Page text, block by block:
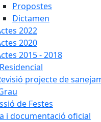
Propostes
Dictamen
2022
2020
2015 - 2018
projecte de
de Festes
i documentació oficial